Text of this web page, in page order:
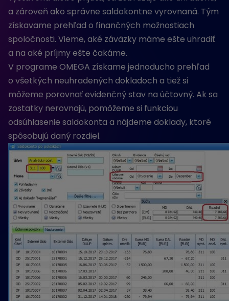
a zároveň ako správne saldokontne vyrovnaná. Tým
získavame prehľad o finančných možnostiach
spoločnosti. Vieme, aké záväzky máme ešte uhradiť
a na aké príjmy ešte čakáme.
V programe OMEGA získame jednoducho prehľad
o všetkých neuhradených dokladoch a tiež si
môžeme porovnať evidenčný stav na účtovný. Ak sa
zostatky nerovnajú, pomôžeme si funkciou
odsúhlasenie saldokonta a nájdeme doklady, ktoré
spôsobujú daný rozdiel.